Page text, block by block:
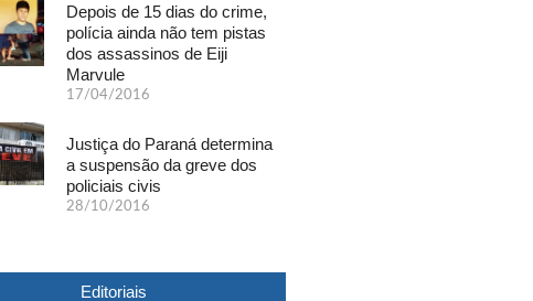
Depois de 15 dias do crime,
polícia ainda não tem pistas
dos assassinos de Eiji
Marvule
17/04/2016
Justiça do Paraná determina
a suspensão da greve dos
policiais civis
28/10/2016
Editoriais